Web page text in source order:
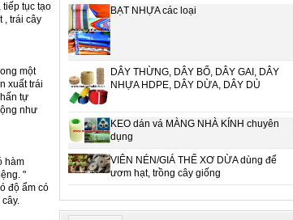
tục tạo
, trái cây
một
xuất trái
tự
như
hàm
"
độ ẩm có
BẠT NHỰA các loại
DÂY THỪNG, DÂY BỐ, DÂY GAI, DÂY
NHỰA HDPE, DÂY DỪA, DÂY DÙ
KEO dán vá MÀNG NHÀ KÍNH chuyên
dụng
VIÊN NÉN/GIÁ THỂ XƠ DỪA dùng để
ươm hạt, trồng cây giống